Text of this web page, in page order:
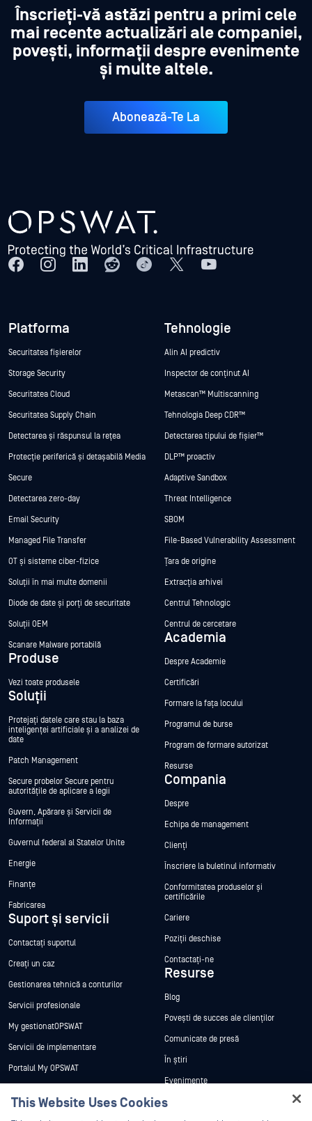
Înscrieți-vă astăzi pentru a primi cele
mai recente actualizări ale companiei,
povești, informații despre evenimente
și multe altele.
Abonează-Te La
Platforma
Securitatea fișierelor
Storage Security
Securitatea Cloud
Securitatea Supply Chain
Detectarea și răspunsul la rețea
Protecție periferică și detașabilă Media
Secure
Detectarea zero-day
Email Security
Managed File Transfer
OT și sisteme ciber-fizice
Soluții în mai multe domenii
Diode de date și porți de securitate
Soluții OEM
Scanare Malware portabilă
Produse
Vezi toate produsele
Soluții
Protejați datele care stau la baza
inteligenței artificiale și a analizei de
date
Patch Management
Secure probelor Secure pentru
autoritățile de aplicare a legii
Guvern, Apărare și Servicii de
Informații
Guvernul federal al Statelor Unite
Energie
Finanțe
Fabricarea
Suport și servicii
Contactați suportul
Creați un caz
Gestionarea tehnică a conturilor
Servicii profesionale
My gestionatOPSWAT
Servicii de implementare
Portalul My OPSWAT
Formare
Tehnologie
Alin AI predictiv
Inspector de conținut AI
Metascan™ Multiscanning
Tehnologia Deep CDR™
Detectarea tipului de fișier™
DLP™ proactiv
Adaptive Sandbox
Threat Intelligence
SBOM
File-Based Vulnerability Assessment
Țara de origine
Extracția arhivei
Centrul Tehnologic
Centrul de cercetare
Academia
Despre Academie
Certificări
Formare la fața locului
Programul de burse
Program de formare autorizat
Resurse
Compania
Despre
Echipa de management
Clienți
Înscriere la buletinul informativ
Conformitatea produselor și
certificările
Cariere
Poziții deschise
Contactați-ne
Resurse
Blog
Povești de succes ale clienților
Comunicate de presă
În știri
Evenimente
Webinare
This Website Uses Cookies